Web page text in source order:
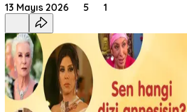
13 Mayıs 2026 5 1